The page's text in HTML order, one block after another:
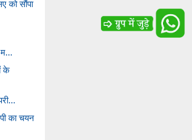
को सौंपा
म...
के
का चयन